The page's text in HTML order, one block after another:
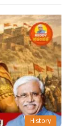
History